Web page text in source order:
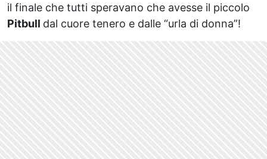
il finale che tutti speravano che avesse il piccolo
Pitbull dal cuore tenero e dalle “urla di donna”!